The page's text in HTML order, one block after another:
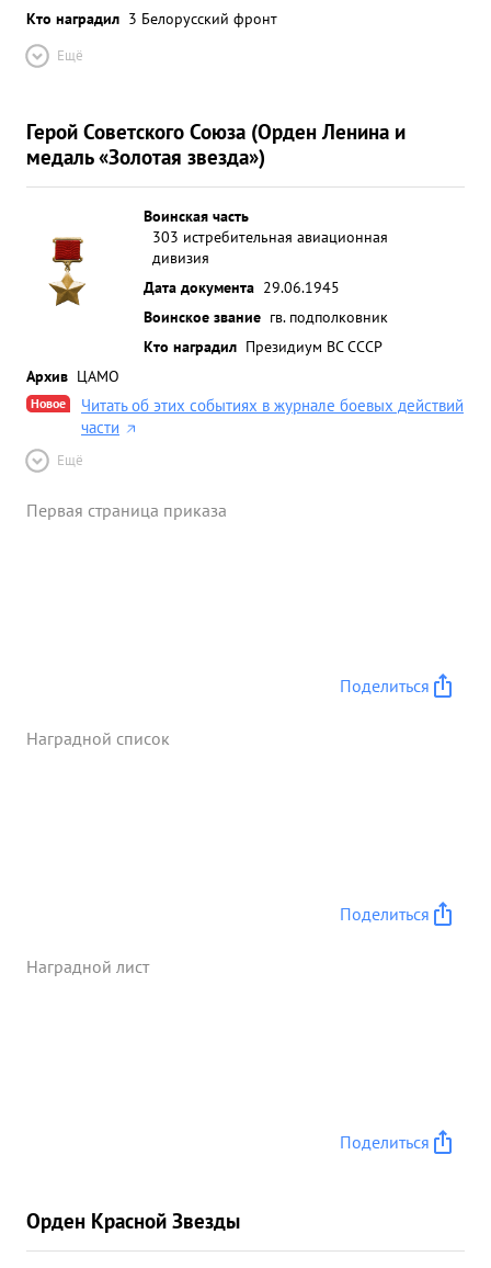
Кто наградил 3 Белорусский фронт
Ещё
Герой Советского Союза (Орден Ленина и
медаль «Золотая звезда»)
Воинская часть
303 истребительная авиационная
дивизия
Дата документа 29.06.1945
Воинское звание гв. подполковник
Кто наградил Президиум ВС СССР
Архив ЦАМО
Новое
Читать об этих событиях в журнале боевых действий
части
Ещё
Первая страница приказа
Поделиться
Наградной список
Поделиться
Наградной лист
Поделиться
Орден Красной Звезды